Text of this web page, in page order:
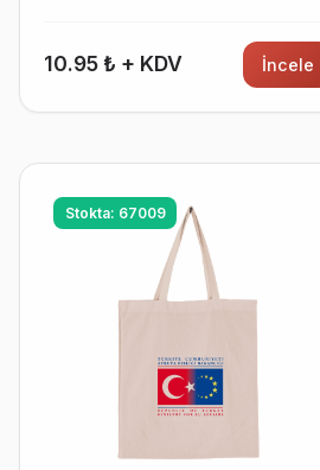
10.95 ₺ + KDV İncele
Stokta: 67009